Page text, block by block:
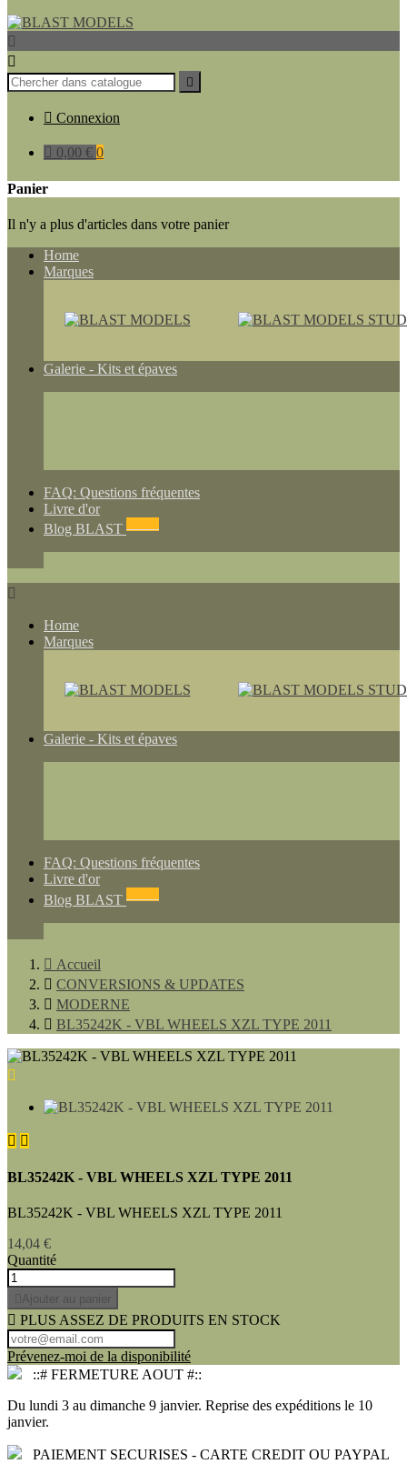



 Connexion
 0,00 € 0
Panier
Il n'y a plus d'articles dans votre panier
Home
Marques
Galerie - Kits et épaves
FAQ: Questions fréquentes
Livre d'or
Blog BLAST

Home
Marques
Galerie - Kits et épaves
FAQ: Questions fréquentes
Livre d'or
Blog BLAST
 Accueil
 CONVERSIONS & UPDATES
 MODERNE
 BL35242K - VBL WHEELS XZL TYPE 2011

 
BL35242K - VBL WHEELS XZL TYPE 2011
BL35242K - VBL WHEELS XZL TYPE 2011
14,04 €
Quantité
Ajouter au panier
 PLUS ASSEZ DE PRODUITS EN STOCK
Prévenez-moi de la disponibilité
::# FERMETURE AOUT #::
Du lundi 3 au dimanche 9 janvier. Reprise des expéditions le 10
janvier.
PAIEMENT SECURISES - CARTE CREDIT OU PAYPAL